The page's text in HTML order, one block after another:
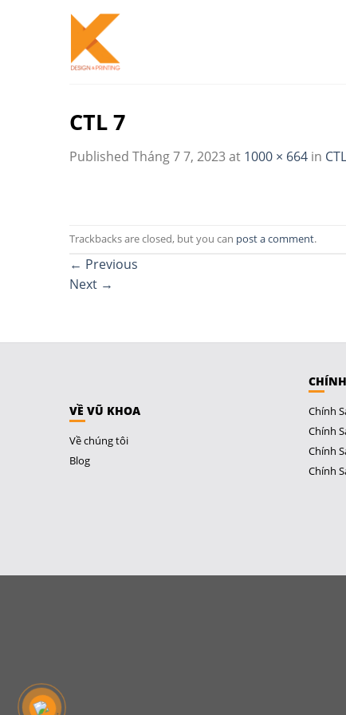
CTL 7
Published Tháng 7 7, 2023at 1000 × 664 in
Trackbacks are closed, but you can post a comment.
← Previous
Next →
VỀ VŨ KHOA
Về chúng tôi
Blog
Chính
Chính
Chính
Chính